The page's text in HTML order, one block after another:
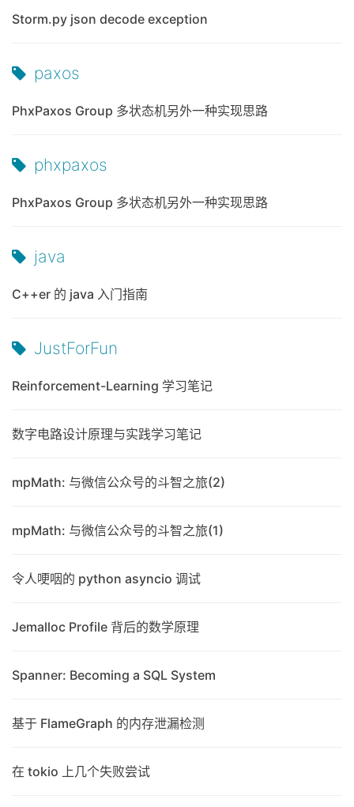
Storm.py json decode exception
paxos
PhxPaxos Group 多状态机另外一种实现思路
phxpaxos
PhxPaxos Group 多状态机另外一种实现思路
java
C++er 的 java 入门指南
JustForFun
Reinforcement-Learning 学习笔记
数字电路设计原理与实践学习笔记
mpMath: 与微信公众号的斗智之旅(2)
mpMath: 与微信公众号的斗智之旅(1)
令人哽咽的 python asyncio 调试
Jemalloc Profile 背后的数学原理
Spanner: Becoming a SQL System
基于 FlameGraph 的内存泄漏检测
在 tokio 上几个失败尝试